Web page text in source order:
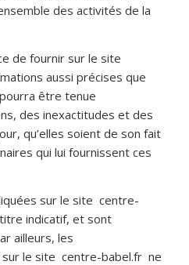
des activités de la
de fournir sur le site
aussi précises que
être tenue
des inexactitudes et des
qu’elles soient de son fait
qui lui fournissent ces
sur le site centre-
indicatif, et sont
ailleurs, les
le site centre-babel.fr ne